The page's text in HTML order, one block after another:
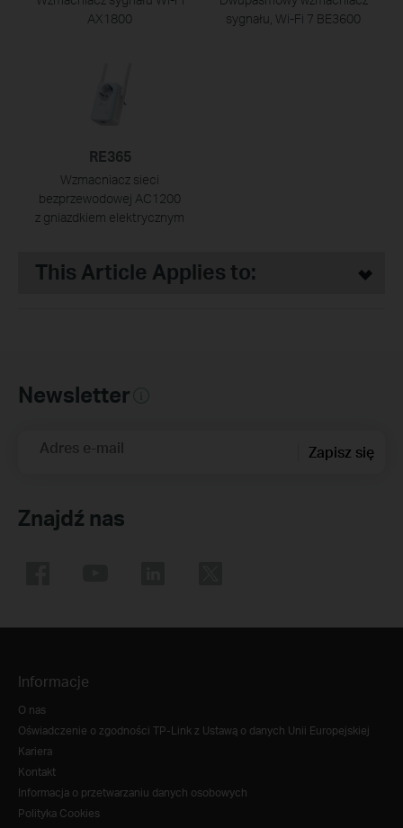
AX1800
sygnału, Wi-Fi 7 BE3600
RE365
Wzmacniacz sieci
bezprzewodowej AC1200
z gniazdkiem elektrycznym
This Article Applies to:
Newsletter
Adres e-mail Zapisz się
Znajdź nas
Informacje
O nas
Oświadczenie o zgodności TP-Link z Ustawą o danych Unii Europejskiej
Kariera
Kontakt
Informacja o przetwarzaniu danych osobowych
Polityka Cookies